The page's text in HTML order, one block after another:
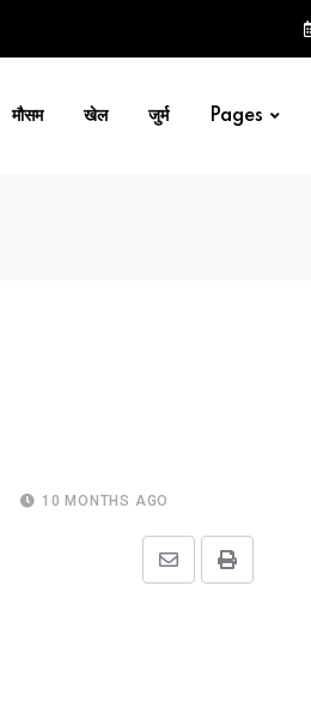
मौसम खेल जुर्म Pages
10 MONTHS AGO
Print
Share